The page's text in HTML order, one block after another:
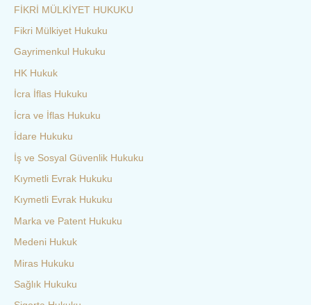
FİKRİ MÜLKİYET HUKUKU
Fikri Mülkiyet Hukuku
Gayrimenkul Hukuku
HK Hukuk
İcra İflas Hukuku
İcra ve İflas Hukuku
İdare Hukuku
İş ve Sosyal Güvenlik Hukuku
Kıymetli Evrak Hukuku
Kıymetli Evrak Hukuku
Marka ve Patent Hukuku
Medeni Hukuk
Miras Hukuku
Sağlık Hukuku